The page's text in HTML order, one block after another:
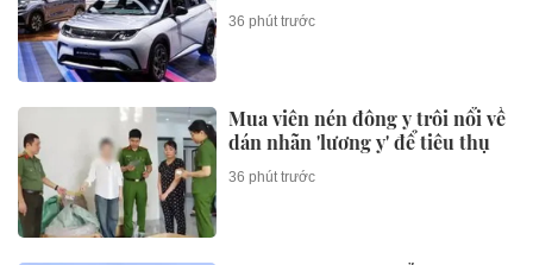
36 phút trước
Mua viên nén đông y trôi nổi về
dán nhãn 'lương y' để tiêu thụ
36 phút trước